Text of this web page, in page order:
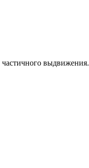
выдвижения.